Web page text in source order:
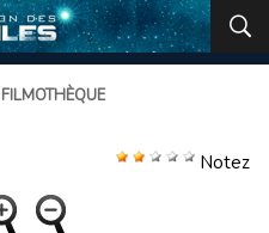
Notez